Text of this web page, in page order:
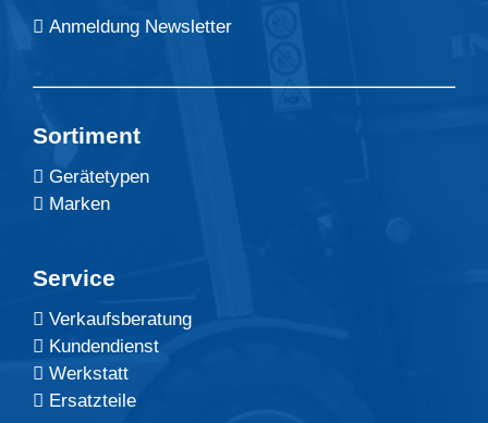
Anmeldung Newsletter
Sortiment
Gerätetypen
Marken
Service
Verkaufsberatung
Kundendienst
Werkstatt
Ersatzteile